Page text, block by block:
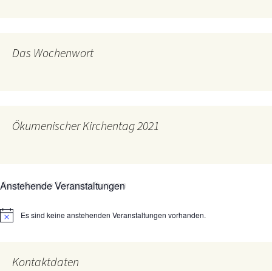
Das Wochenwort
Ökumenischer Kirchentag 2021
Anstehende Veranstaltungen
HinweisEs sind keine anstehenden Veranstaltungen vorhanden.
Kontaktdaten